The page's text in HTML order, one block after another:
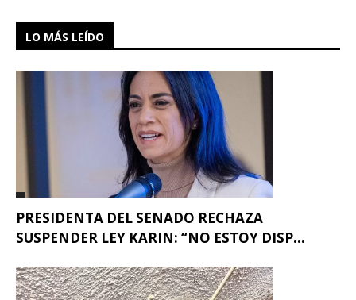
LO MÁS LEÍDO
PRESIDENTA DEL SENADO RECHAZA
SUSPENDER LEY KARIN: “NO ESTOY DISP...